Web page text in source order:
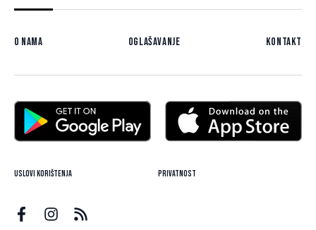
O nama Oglašavanje Kontakt
Uslovi korištenja Privatnost